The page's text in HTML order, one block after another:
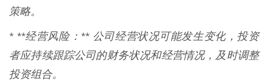
策略。
* **经营风险：** 公司经营状况可能发生变化，投资
者应持续跟踪公司的财务状况和经营情况，及时调整
投资组合。